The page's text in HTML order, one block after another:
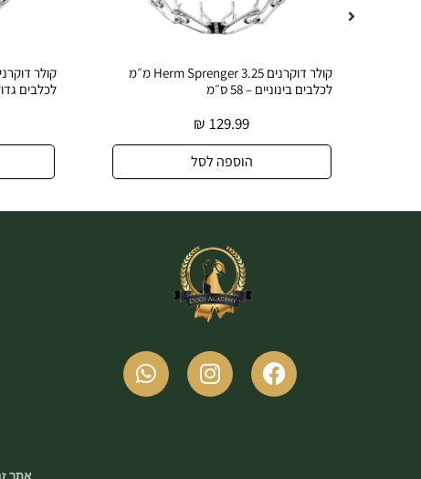
קולר דוקרנים Herm Sprenger 3.25 מ״מ
לכלבים גדולים – פלדה מצופה
אתר